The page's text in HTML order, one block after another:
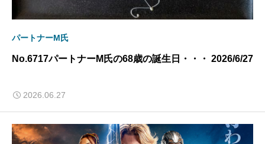
パートナーM氏
No.6717パートナーM氏の68歳の誕生日・・・ 2026/6/27
2026.06.27